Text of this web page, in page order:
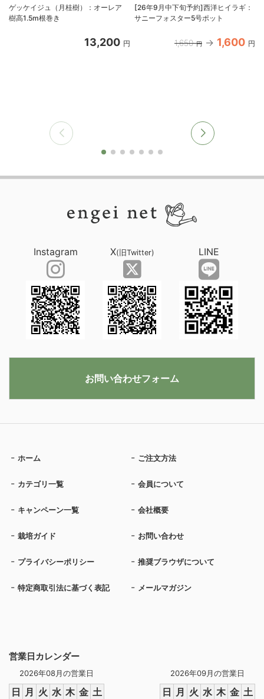
ゲッケイジュ（月桂樹）：オーレア
樹高1.5m根巻き
13,200 円
[26年9月中下旬予約]西洋ヒイラギ：
サニーフォスター5号ポット
1,650 円 1,600 円
営業日カレンダー
2026年08月の営業日
日 月 火 水 木 金 土
2026年09月の営業日
日 月 火 水 木 金 土
ホーム ご注文方法
カテゴリ一覧 会員について
キャンペーン一覧 会社概要
栽培ガイド お問い合わせ
プライバシーポリシー 推奨ブラウザについて
特定商取引法に基づく表記 メールマガジン
Instagram X(旧Twitter) LINE
お問い合わせフォーム